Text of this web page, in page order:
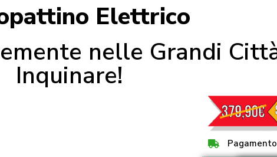
Elettrico
nelle Grandi
Inquinare!